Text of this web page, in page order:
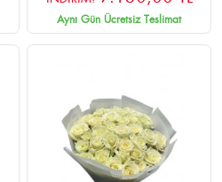
Aynı Gün Ücretsiz Teslimat